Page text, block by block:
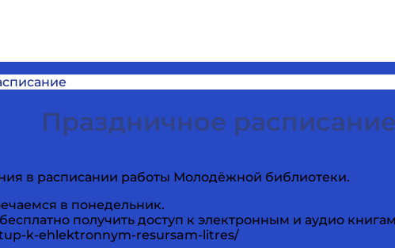
Праздничное расписание
в расписании работы Молодёжной библиотеки.
в понедельник.
получить доступ к электронным и аудио
k-ehlektronnym-resursam-litres/